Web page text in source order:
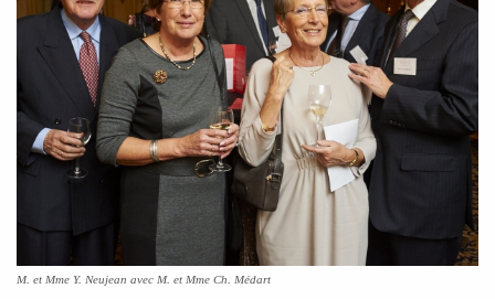
M. et Mme Y. Neujean avec M. et Mme Ch. Médart